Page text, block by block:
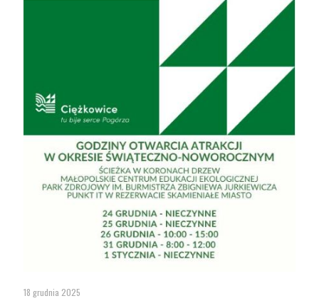
18 grudnia 2025